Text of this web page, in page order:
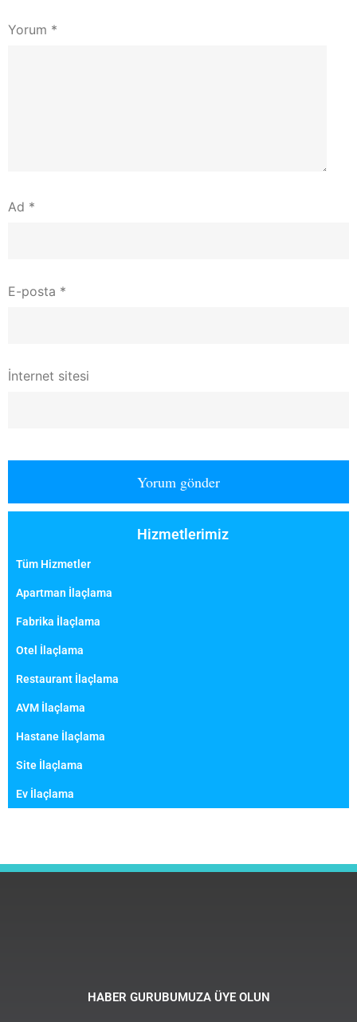
Yorum *
Ad *
E-posta *
İnternet sitesi
Hizmetlerimiz
Tüm Hizmetler
Apartman İlaçlama
Fabrika İlaçlama
Otel İlaçlama
Restaurant İlaçlama
AVM İlaçlama
Hastane İlaçlama
Site İlaçlama
Ev İlaçlama
HABER GURUBUMUZA ÜYE OLUN